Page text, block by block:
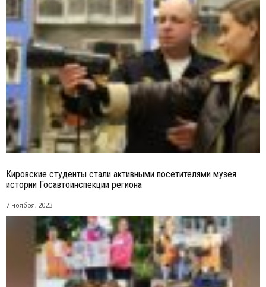
Кировские студенты стали активными посетителями музея
истории Госавтоинспекции региона
7 ноября, 2023